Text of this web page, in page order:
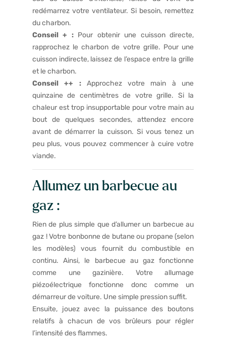
redémarrez votre ventilateur. Si besoin, remettez
du charbon.
Conseil + : Pour obtenir une cuisson directe,
rapprochez le charbon de votre grille. Pour une
cuisson indirecte, laissez de l’espace entre la grille
et le charbon.
Conseil ++ :Approchez votre main à une
quinzaine de centimètres de votre grille. Si la
chaleur est trop insupportable pour votre main au
bout de quelques secondes, attendez encore
avant de démarrer la cuisson. Si vous tenez un
peu plus, vous pouvez commencer à cuire votre
viande.
Allumez un barbecue au
gaz :
Rien de plus simple que d’allumer un barbecue au
gaz ! Votre bonbonne de butane ou propane (selon
les modèles) vous fournit du combustible en
continu. Ainsi, le barbecue au gaz fonctionne
comme une gazinière. Votre allumage
piézoélectrique fonctionne donc comme un
démarreur de voiture. Une simple pression suffit.
Ensuite, jouez avec la puissance des boutons
relatifs à chacun de vos brûleurs pour régler
l’intensité des flammes.